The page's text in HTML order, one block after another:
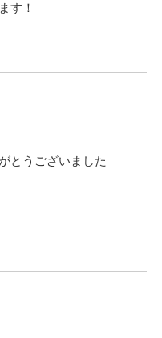
す！
とうございました